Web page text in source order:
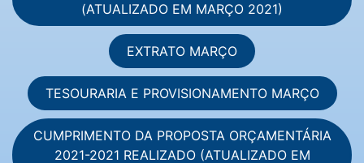
(ATUALIZADO EM MARÇO 2021)
EXTRATO MARÇO
TESOURARIA E PROVISIONAMENTO MARÇO
CUMPRIMENTO DA PROPOSTA ORÇAMENTÁRIA
2021-2021 REALIZADO (ATUALIZADO EM